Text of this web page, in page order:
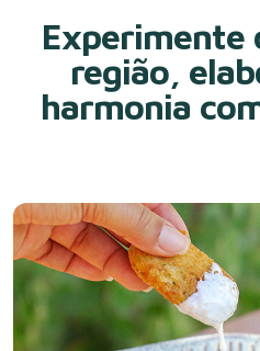
Experimente
região,
harmonia